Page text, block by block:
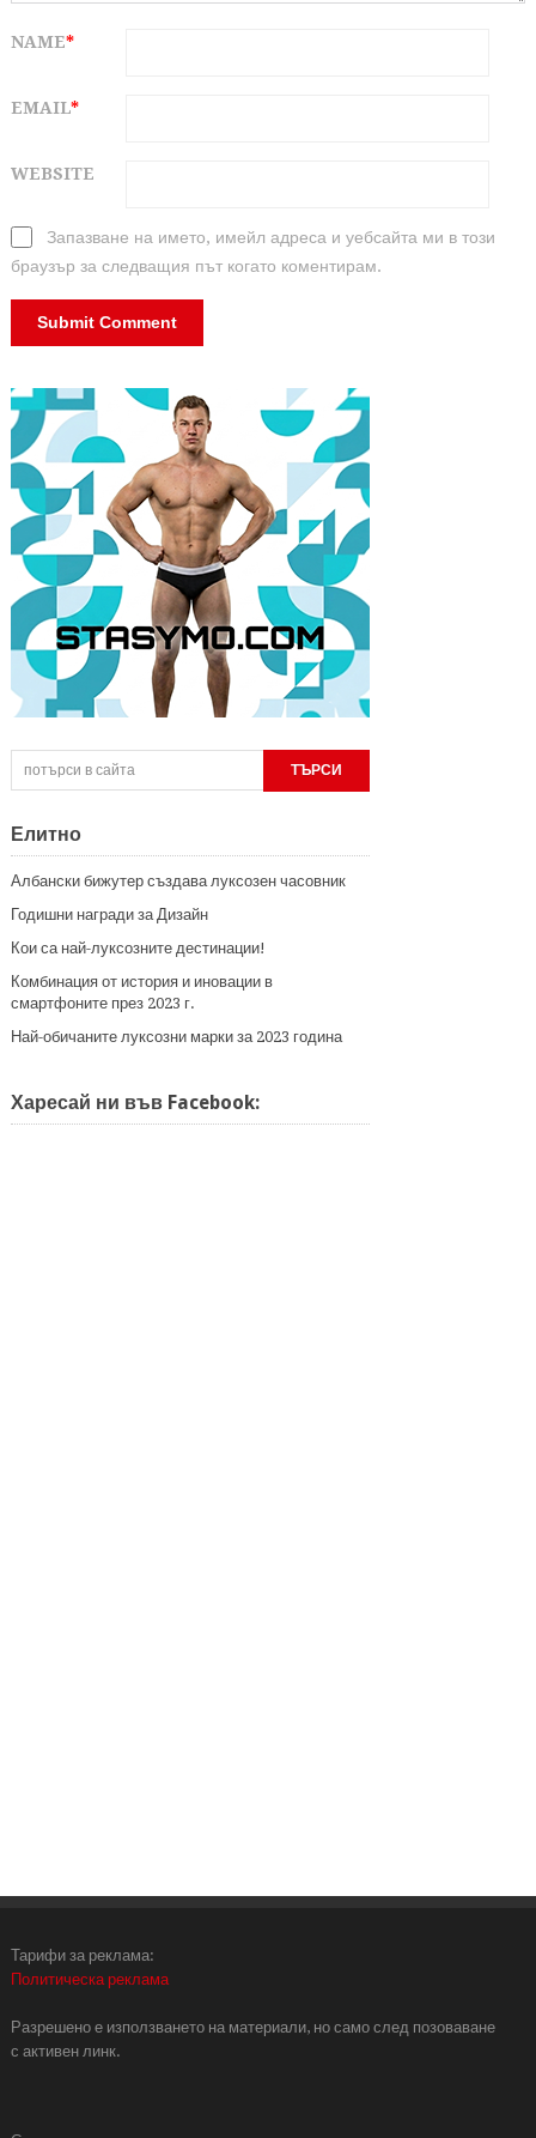
NAME*
EMAIL*
WEBSITE
Запазване на името, имейл адреса и уебсайта ми в този
браузър за следващия път когато коментирам.
Елитно
Албански бижутер създава луксозен часовник
Годишни награди за Дизайн
Кои са най-луксозните дестинации!
Комбинация от история и иновации в
смартфоните през 2023 г.
Най-обичаните луксозни марки за 2023 година
Харесай ни във Facebook:
Тарифи за реклама:
Политическа реклама
Разрешено е използването на материали, но само след позоваване
с активен линк.